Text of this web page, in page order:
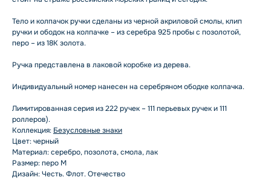
Тело и колпачок ручки сделаны из черной акриловой смолы, клип
ручки и ободок на колпачке – из серебра 925 пробы с позолотой,
перо – из 18К золота.
Ручка представлена в лаковой коробке из дерева.
Индивидуальный номер нанесен на серебряном ободке колпачка.
Лимитированная серия из 222 ручек – 111 перьевых ручек и 111
роллеров).
Коллекция: Безусловные знаки
Цвет: черный
Материал: серебро, позолота, смола, лак
Размер: перо M
Дизайн: Честь. Флот. Отечество